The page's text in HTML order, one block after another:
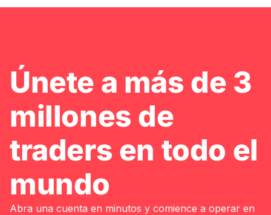
Únete a más de 3
millones de
traders en todo el
mundo
Abra una cuenta en minutos y comience a operar en